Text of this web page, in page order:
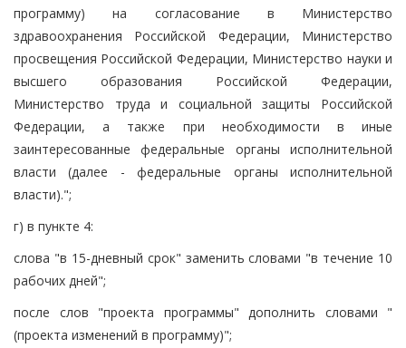
программу) на согласование в Министерство
здравоохранения Российской Федерации, Министерство
просвещения Российской Федерации, Министерство науки и
высшего образования Российской Федерации,
Министерство труда и социальной защиты Российской
Федерации, а также при необходимости в иные
заинтересованные федеральные органы исполнительной
власти (далее - федеральные органы исполнительной
власти).";
г) в пункте 4:
слова "в 15-дневный срок" заменить словами "в течение 10
рабочих дней";
после слов "проекта программы" дополнить словами "
(проекта изменений в программу)";